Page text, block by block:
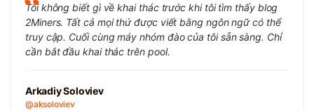
Tôi không biết gì về khai thác trước khi tôi tìm thấy blog
2Miners. Tất cả mọi thứ được viết bằng ngôn ngữ có thể
truy cập. Cuối cùng máy nhóm đào của tôi sẵn sàng. Chỉ
cần bắt đầu khai thác trên pool.
Arkadiy Soloviev
@aksoloviev